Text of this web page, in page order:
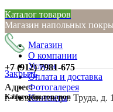
Каталог товаров
Магазин напольных
Магазин
О компании
Услуги
Оплата и доставка
Фотогалерея
Контакты
+7 (912)7981-675
Адрес:
г. Челябинск, ул. Труда, д.
Закрыть
Категории товаров